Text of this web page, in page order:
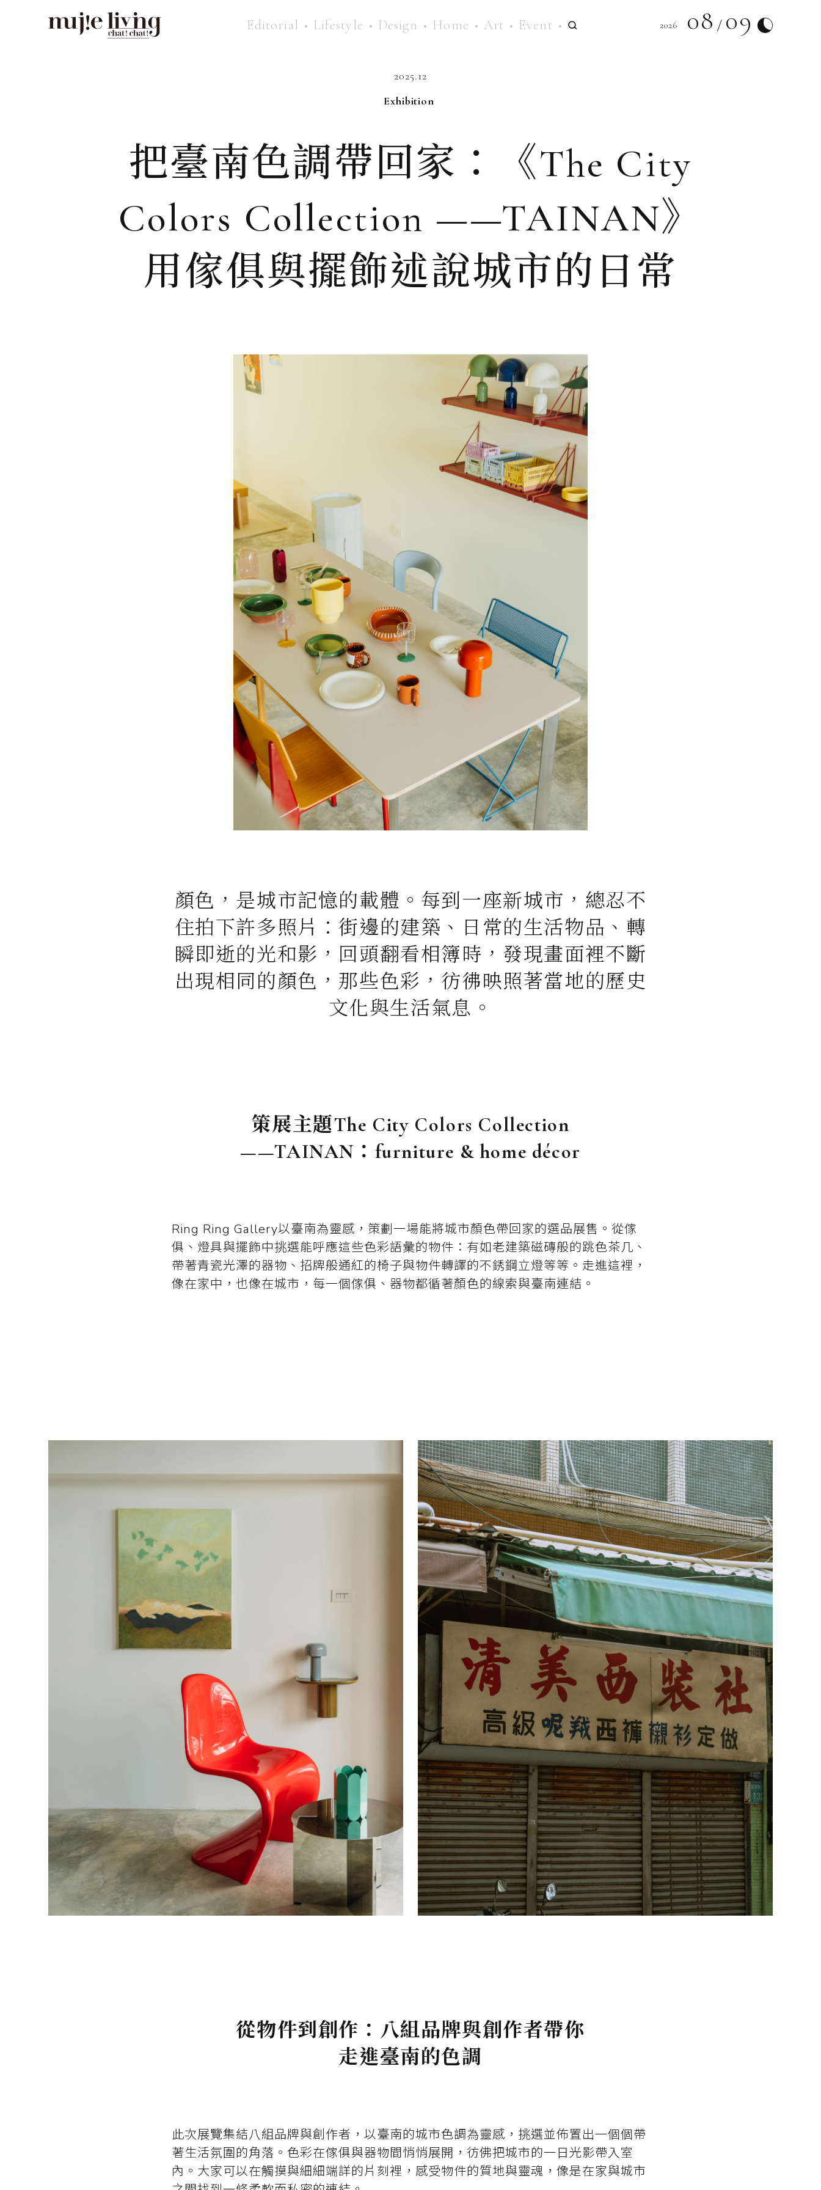
Editorial Lifestyle Design Home Art Event 2026 08 09
2025.12
Exhibition
把臺南色調帶回家：《The City
Colors Collection ——TAINAN》
用傢俱與擺飾述說城市的日常
顏色，是城市記憶的載體。每到一座新城市，總忍不
住拍下許多照片：街邊的建築、日常的生活物品、轉
瞬即逝的光和影，回頭翻看相簿時，發現畫面裡不斷
出現相同的顏色，那些色彩，彷彿映照著當地的歷史
文化與生活氣息。
策展主題The City Colors Collection
——TAINAN：furniture & home décor
Ring Ring Gallery以臺南為靈感，策劃一場能將城市顏色帶回家的選品展售。從傢
俱、燈具與擺飾中挑選能呼應這些色彩語彙的物件：有如老建築磁磚般的跳色茶几、
帶著青瓷光澤的器物、招牌般通紅的椅子與物件轉譯的不銹鋼立燈等等。走進這裡，
像在家中，也像在城市，每一個傢俱、器物都循著顏色的線索與臺南連結。
從物件到創作：八組品牌與創作者帶你
走進臺南的色調
此次展覽集結八組品牌與創作者，以臺南的城市色調為靈感，挑選並佈置出一個個帶
著生活氛圍的角落。色彩在傢俱與器物間悄悄展開，彷佛把城市的一日光影帶入室
內。大家可以在觸摸與細細端詳的片刻裡，感受物件的質地與靈魂，像是在家與城市